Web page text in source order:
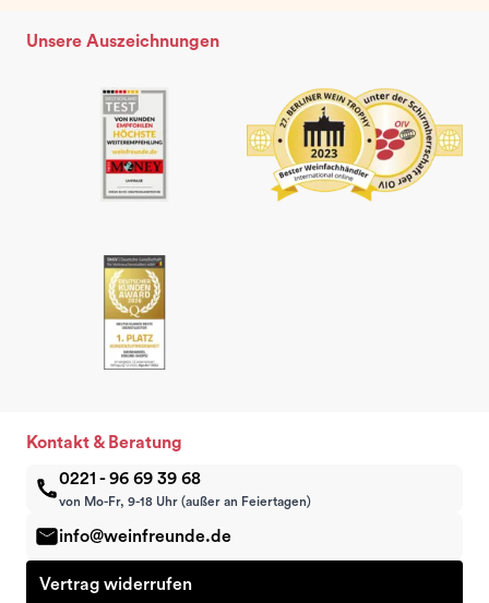
Unsere Auszeichnungen
Kontakt & Beratung
0221 - 96 69 39 68
von Mo-Fr, 9-18 Uhr (außer an Feiertagen)
info@weinfreunde.de
Vertrag widerrufen